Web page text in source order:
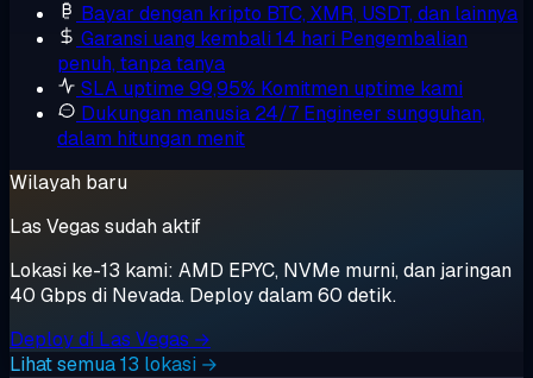
Bayar dengan kripto BTC, XMR, USDT, dan lainnya
Garansi uang kembali 14 hari Pengembalian
penuh, tanpa tanya
SLA uptime 99,95% Komitmen uptime kami
Dukungan manusia 24/7 Engineer sungguhan,
dalam hitungan menit
Wilayah baru
Las Vegas sudah aktif
Lokasi ke-13 kami: AMD EPYC, NVMe murni, dan jaringan
40 Gbps di Nevada. Deploy dalam 60 detik.
Deploy di Las Vegas →
Lihat semua 13 lokasi →